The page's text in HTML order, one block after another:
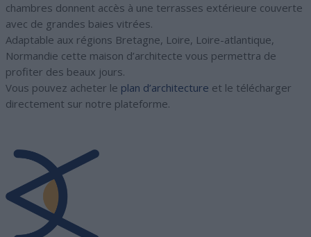
chambres donnent accès à une terrasses extérieure couverte
avec de grandes baies vitrées.
Adaptable aux régions Bretagne, Loire, Loire-atlantique,
Normandie cette maison d’architecte vous permettra de
profiter des beaux jours.
Vous pouvez acheter le plan d’architecture et le télécharger
directement sur notre plateforme.